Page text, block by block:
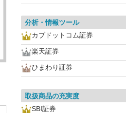
分析・情報ツール
カブドットコム証券
楽天証券
ひまわり証券
取扱商品の充実度
SBI証券